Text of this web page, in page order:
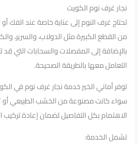
نجار غرف نوم الكويت
تحتاج غرف النوم إلى عناية خاصة عند الفك أو
من القطع الكبيرة مثل الدولاب، والسرير،
بالإضافة إلى المفصلات والسحابات التي قد
التعامل معها بالطريقة الصحيحة.
توفر أماني الخير خدمة نجار غرف نوم في
الاهتمام بكل التفاصيل لضمان إعادة تركيب
تشمل الخدمة: